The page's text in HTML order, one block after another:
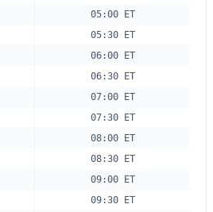
05:00 ET
05:30 ET
06:00 ET
06:30 ET
07:00 ET
07:30 ET
08:00 ET
08:30 ET
09:00 ET
09:30 ET